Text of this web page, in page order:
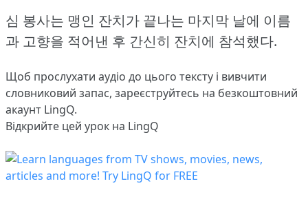
심 봉사는 맹인 잔치가 끝나는 마지막 날에 이름
과 고향을 적어낸 후 간신히 잔치에 참석했다.
Щоб прослухати аудіо до цього тексту і вивчити
словниковий запас, зареєструйтесь на безкоштовний
акаунт LingQ.
Відкрийте цей урок на LingQ